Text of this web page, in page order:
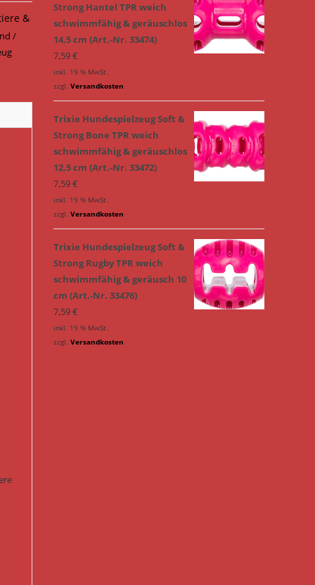
&
/
Strong Hantel TPR weich
schwimmfähig & geräuschlos
14,5 cm (Art.-Nr. 33474)
7,59€
inkl. 19 % MwSt.
zzgl. Versandkosten
Trixie Hundespielzeug Soft &
Strong Bone TPR weich
schwimmfähig & geräuschlos
12,5 cm (Art.-Nr. 33472)
7,59€
inkl. 19 % MwSt.
zzgl. Versandkosten
Trixie Hundespielzeug Soft &
Strong Rugby TPR weich
schwimmfähig & geräusch 10
cm (Art.-Nr. 33476)
7,59€
inkl. 19 % MwSt.
zzgl. Versandkosten